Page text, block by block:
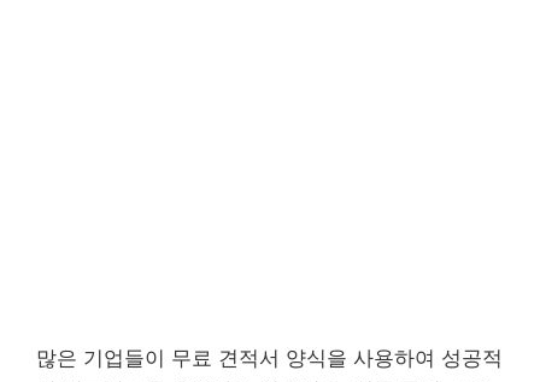
많은 기업들이 무료 견적서 양식을 사용하여 성공적